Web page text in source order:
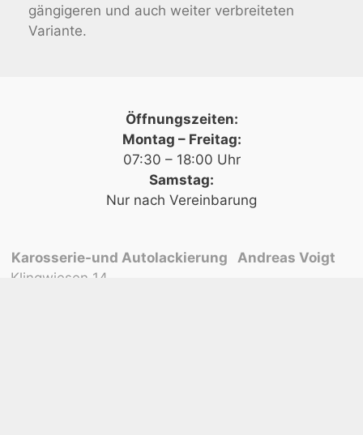
gängigeren und auch weiter verbreiteten
Variante.
Öffnungszeiten:
Montag – Freitag:
07:30 – 18:00 Uhr
Samstag:
Nur nach Vereinbarung
Karosserie-und Autolackierung Andreas Voigt
Klingwiesen 14